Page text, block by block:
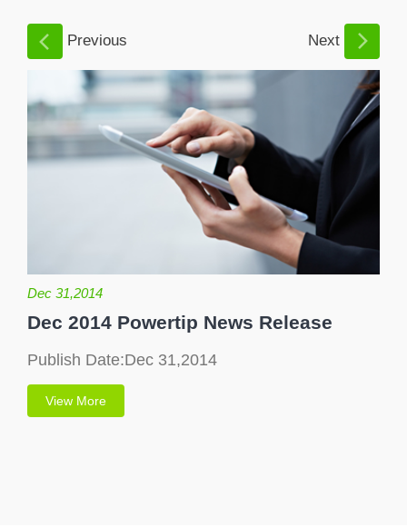
Previous Next
Dec 31,2014
Dec 2014 Powertip News Release
Publish Date:Dec 31,2014
View More